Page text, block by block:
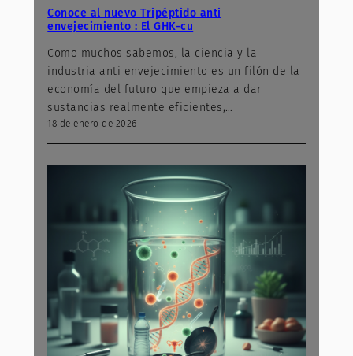
Conoce al nuevo Tripéptido anti
envejecimiento : El GHK-cu
Como muchos sabemos, la ciencia y la
industria anti envejecimiento es un filón de la
economía del futuro que empieza a dar
sustancias realmente eficientes,…
18 de enero de 2026